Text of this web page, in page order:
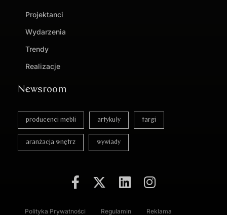
Projektanci
Wydarzenia
Trendy
Realizacje
Newsroom
producenci mebli artykuły targi
aranżacja wnętrz wywiady
Polityka Prywatności Regulamin Reklama